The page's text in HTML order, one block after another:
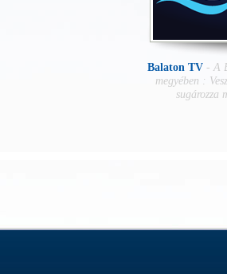
Balaton TV - A
megyében :
sugározza